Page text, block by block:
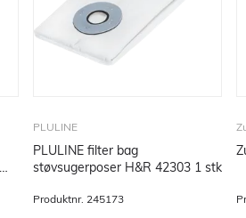
PLULINE
PLULINE filter bag
støvsugerposer H&R 42303 1 stk
Produktnr. 245173